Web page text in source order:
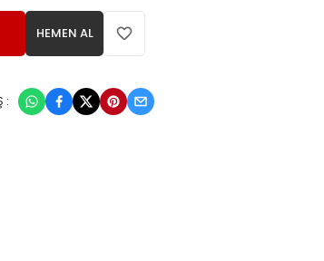
HEMEN AL
: